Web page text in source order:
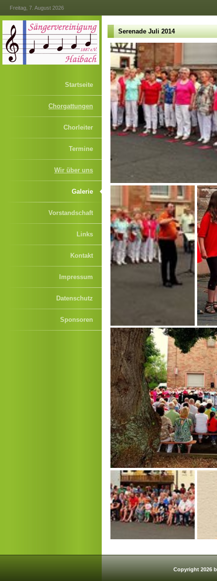
Freitag, 7. August 2026
Startseite
Chorgattungen
Chorleiter
Termine
Wir über uns
Galerie
Vorstandschaft
Links
Kontakt
Impressum
Datenschutz
Sponsoren
Serenade Juli 2014
Copyright 2026